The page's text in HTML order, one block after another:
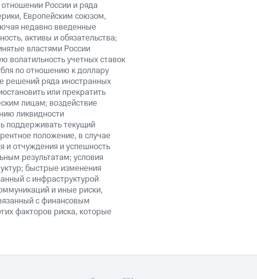
России и ряда
Европейским союзом,
недавно введенные
активы и обязательства;
властями России
волатильность учетных ставок
по отношению к доллару
решений ряда иностранных
или прекратить
лицам; воздействие
ликвидности
поддерживать текущий
положение, в случае
и отчуждения и успешность
результатам; условия
быстрые изменения
с инфраструктурой
и иные риски,
с финансовым
факторов риска, которые